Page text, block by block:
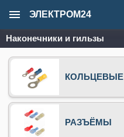
ЭЛЕКТРОМ24
Наконечники и гильзы
КОЛЬЦЕВЫЕ
РАЗЪЁМЫ